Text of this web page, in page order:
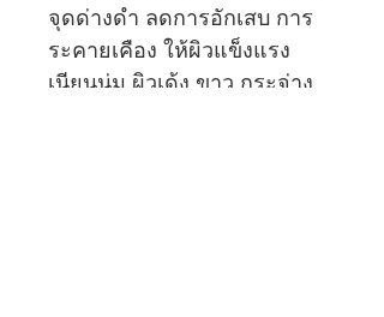
จุดด่างดำ ลดการอักเสบ การ
ระคายเคือง ให้ผิวแข็งแรง
เนียนนุ่ม ผิวเด้ง ขาว กระจ่าง